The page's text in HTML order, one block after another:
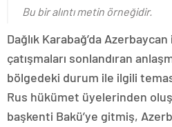
Bu bir alıntı metin örneğidir.
Dağlık Karabağ’da
çatışmaları sonlandıran
bölgedeki durum ile ilgili
Rus hükümet üyelerinden
başkenti Bakü’ye gitmiş,